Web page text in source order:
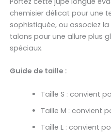
chemisier délicat pour une
sophistiquée, ou associez
talons pour une allure plus
spéciaux.
Guide de taille :
Taille S : convient
Taille M : convient
Taille L : convient